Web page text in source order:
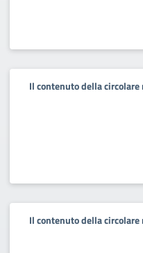
Il contenuto della
Il contenuto della